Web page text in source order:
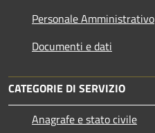
Personale Amministrativo
Documenti e dati
CATEGORIE DI SERVIZIO
Anagrafe e stato civile